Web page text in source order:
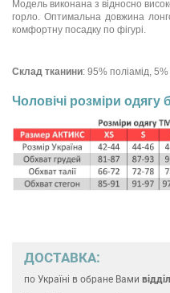
Модель виконана з відносно
горло. Оптимальна довжина
комфортну посадку по фігурі.
Склад тканини: 95% поліамід,
Чоловічі розміри
ДОСТАВКА:
по Україні в обране Вами